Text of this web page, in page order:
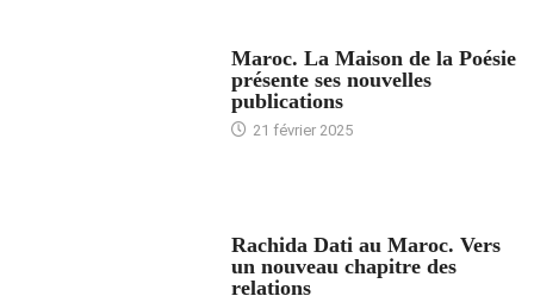
Maroc. La Maison de la Poésie
présente ses nouvelles
publications
21 février 2025
Rachida Dati au Maroc. Vers
un nouveau chapitre des
relations